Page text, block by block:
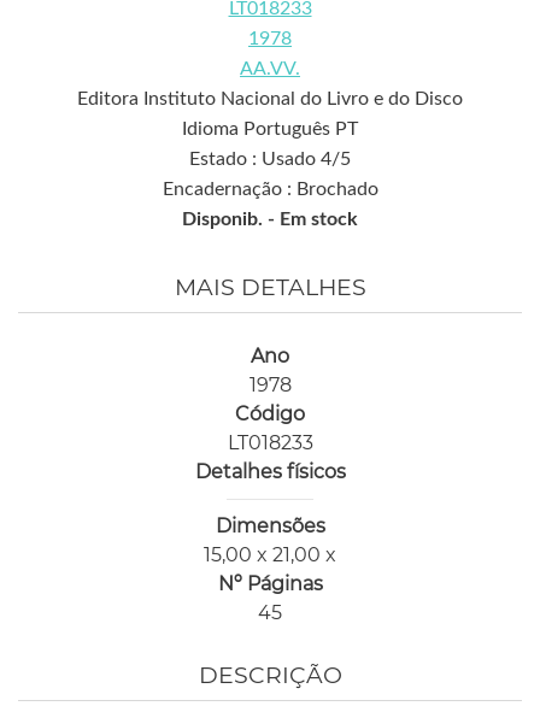
LT018233
1978
AA.VV.
Editora Instituto Nacional do Livro e do Disco
Idioma Português PT
Estado : Usado 4/5
Encadernação : Brochado
Disponib. - Em stock
MAIS DETALHES
Ano
1978
Código
LT018233
Detalhes físicos
Dimensões
15,00 x 21,00 x
Nº Páginas
45
DESCRIÇÃO